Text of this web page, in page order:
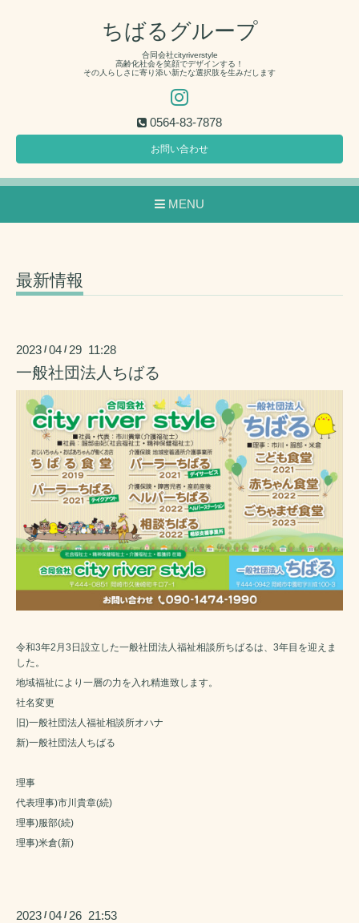
ちばるグループ
合同会社cityriverstyle
高齢化社会を笑顔でデザインする！
その人らしさに寄り添い新たな選択肢を生みだします
0564-83-7878
お問い合わせ
MENU
最新情報
2023 /04 / 29 11:28
一般社団法人ちばる
令和3年2月3日設立した一般社団法人福祉相談所ちばるは、3年目を迎えま
した。
地域福祉により一層の力を入れ精進致します。
社名変更
旧)一般社団法人福祉相談所オハナ
新)一般社団法人ちばる
理事
代表理事)市川貴章(続)
理事)服部(続)
理事)米倉(新)
2023 /04 / 26 21:53